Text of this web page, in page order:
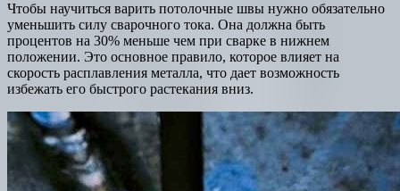
Чтобы научиться варить потолочные швы нужно обязательно
уменьшить силу сварочного тока. Она должна быть
процентов на 30% меньше чем при сварке в нижнем
положении. Это основное правило, которое влияет на
скорость расплавления металла, что дает возможность
избежать его быстрого растекания вниз.